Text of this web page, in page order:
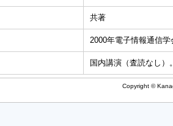
共著
2000年電子情報通信
国内講演（査読なし
Copyright ©